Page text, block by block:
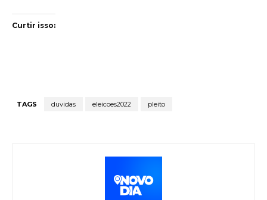
Curtir isso:
TAGS duvidas eleicoes2022 pleito